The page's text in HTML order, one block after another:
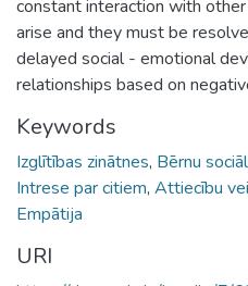
constant interaction with
arise and they must be
delayed social - emotional
relationships based on
Keywords
Izglītības zinātnes, Bērnu
Intrese par citiem, Attiecību
Empātija
URI